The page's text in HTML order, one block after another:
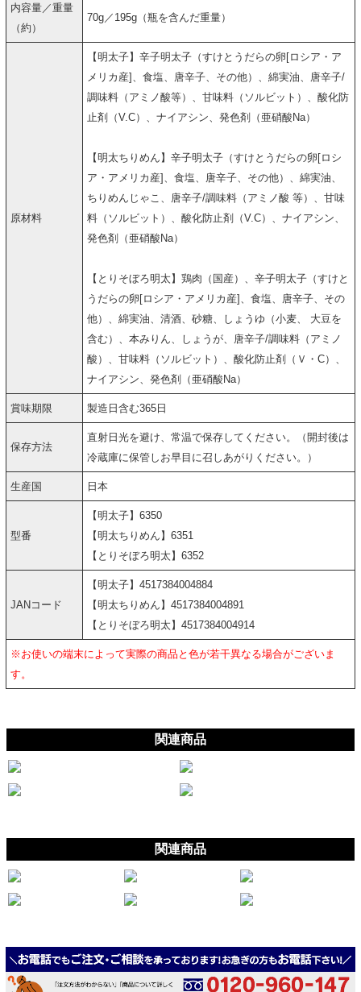
内容量／重量
（約）
70g／195g（瓶を含んだ重量）
原材料
【明太子】辛子明太子（すけとうだらの卵[ロシア・ア
メリカ産]、食塩、唐辛子、その他）、綿実油、唐辛子/
調味料（アミノ酸等）、甘味料（ソルビット）、酸化防
止剤（V.C）、ナイアシン、発色剤（亜硝酸Na）
【明太ちりめん】辛子明太子（すけとうだらの卵[ロシ
ア・アメリカ産]、食塩、唐辛子、その他）、綿実油、
ちりめんじゃこ、唐辛子/調味料（アミノ酸 等）、甘味
料（ソルビット）、酸化防止剤（V.C）、ナイアシン、
発色剤（亜硝酸Na）
【とりそぼろ明太】鶏肉（国産）、辛子明太子（すけと
うだらの卵[ロシア・アメリカ産]、食塩、唐辛子、その
他）、綿実油、清酒、砂糖、しょうゆ（小麦、 大豆を
含む）、本みりん、しょうが、唐辛子/調味料（アミノ
酸）、甘味料（ソルビット）、酸化防止剤（Ｖ・C）、
ナイアシン、発色剤（亜硝酸Na）
賞味期限 製造日含む365日
保存方法
直射日光を避け、常温で保存してください。（開封後は
冷蔵庫に保管しお早目に召しあがりください。）
生産国 日本
型番
【明太子】6350
【明太ちりめん】6351
【とりそぼろ明太】6352
JANコード
【明太子】4517384004884
【明太ちりめん】4517384004891
【とりそぼろ明太】4517384004914
※お使いの端末によって実際の商品と色が若干異なる場合がございま
す。
関連商品
関連商品